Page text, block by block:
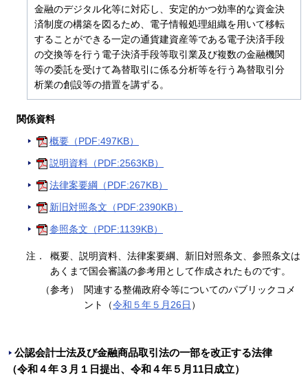
金融のデジタル化等に対応し、安定的かつ効率的な資金決
済制度の構築を図るため、電子情報処理組織を用いて移転
することができる一定の通貨建資産等である電子決済手段
の交換等を行う電子決済手段等取引業及び複数の金融機関
等の委託を受けて為替取引に係る分析等を行う為替取引分
析業の創設等の措置を講ずる。
関係資料
概要（PDF:497KB）
説明資料（PDF:2563KB）
法律案要綱（PDF:267KB）
新旧対照条文（PDF:2390KB）
参照条文（PDF:1139KB）
注．
概要、説明資料、法律案要綱、新旧対照条文、参照条文は
あくまで国会審議の参考用として作成されたものです。
（参考）
関連する整備政府令等についてのパブリックコメ
ント（令和５年５月26日 ）
公認会計士法及び金融商品取引法の一部を改正する法律
（令和４年３月１日提出、令和４年５月11日成立）